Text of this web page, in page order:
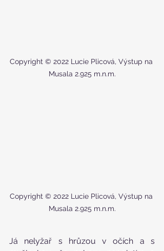
Copyright © 2022 Lucie Plicová, Výstup na
Musala 2.925 m.n.m.
Copyright © 2022 Lucie Plicová, Výstup na
Musala 2.925 m.n.m.
Já nelyžař s hrůzou v očích a s